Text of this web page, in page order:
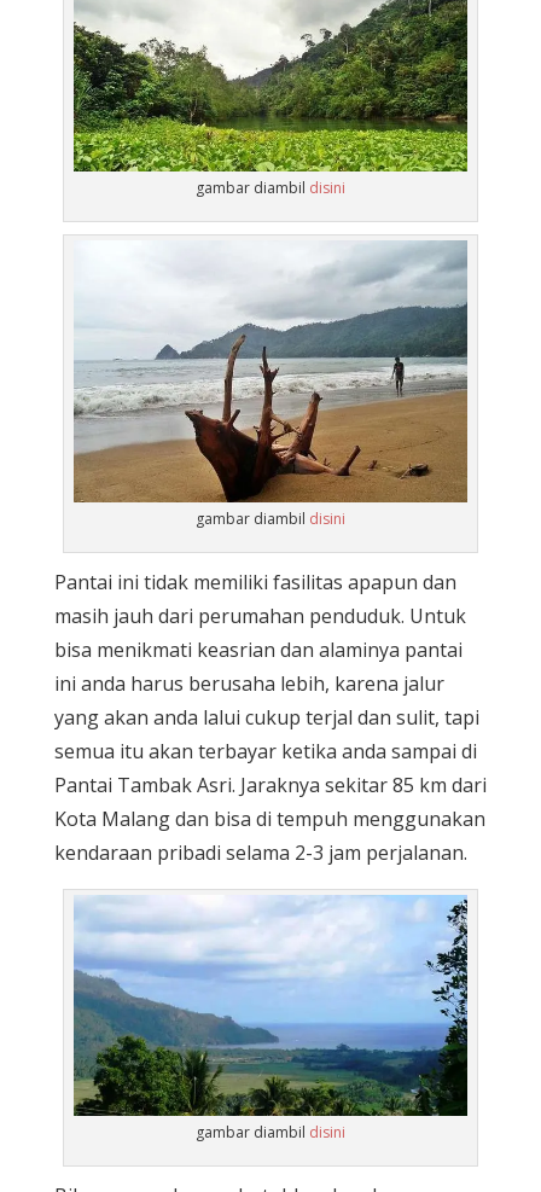
gambar diambil disini
gambar diambil disini
Pantai ini tidak memiliki fasilitas apapun dan
masih jauh dari perumahan penduduk. Untuk
bisa menikmati keasrian dan alaminya pantai
ini anda harus berusaha lebih, karena jalur
yang akan anda lalui cukup terjal dan sulit, tapi
semua itu akan terbayar ketika anda sampai di
Pantai Tambak Asri. Jaraknya sekitar 85 km dari
Kota Malang dan bisa di tempuh menggunakan
kendaraan pribadi selama 2-3 jam perjalanan.
gambar diambil disini